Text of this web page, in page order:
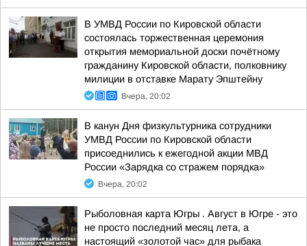
В УМВД России по Кировской области
состоялась торжественная церемония
открытия мемориальной доски почётному
гражданину Кировской области, полковнику
милиции в отставке Марату Эпштейну
Вчера, 20:02
В канун Дня физкультурника сотрудники
УМВД России по Кировской области
присоеднились к ежегодной акции МВД
России «Зарядка со стражем порядка»
Вчера, 20:02
Рыболовная карта Югры . Август в Югре - это
не просто последний месяц лета, а
настоящий «золотой час» для рыбака